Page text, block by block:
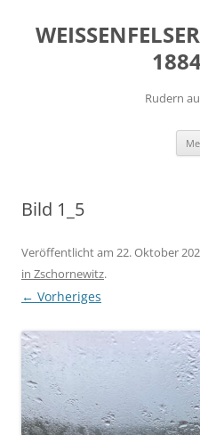
springen
Rudern
Bild 1_5
Veröffentlicht am 22. Oktober
in Zschornewitz.
← Vorheriges